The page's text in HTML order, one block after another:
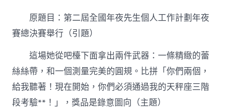
宮
格
這
場
比
拼，
獎
品
原題目：第二屆全國年夜先生個人工作計劃年夜
賽總決賽舉行（引題）
這場她從吧檯下面拿出兩件武器：一條精緻的蕾
絲絲帶，和一個測量完美的圓規。比拼「你們兩個，
給我聽著！現在開始，你們必須通過我的天秤座三階
段考驗**！」，獎品是錄意圖向（主題）